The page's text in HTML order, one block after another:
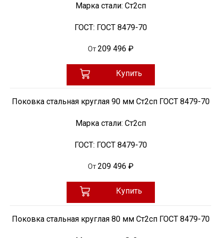
Марка стали: Ст2сп
ГОСТ: ГОСТ 8479-70
От 209 496 ₽
Купить
Поковка стальная круглая 90 мм Ст2сп ГОСТ 8479-70
Марка стали: Ст2сп
ГОСТ: ГОСТ 8479-70
От 209 496 ₽
Купить
Поковка стальная круглая 80 мм Ст2сп ГОСТ 8479-70